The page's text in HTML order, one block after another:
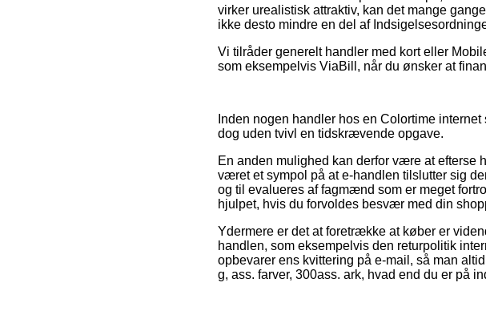
virker urealistisk attraktiv, kan det mange
ikke desto mindre en del af
Vi tilråder generelt handler med kort eller
som eksempelvis ViaBill, når du ønsker at
Inden nogen handler hos en Colortime
dog uden tvivl en tidskrævende opgave.
En anden mulighed kan derfor være at efterse
været et sympol på at e-handlen tilslutter sig
og til evalueres af fagmænd som er meget
hjulpet, hvis du forvoldes besvær med din
Ydermere er det at foretrække at køber er
handlen, som eksempelvis den returpolitik
opbevarer ens kvittering på e-mail, så man
g, ass. farver, 300ass. ark, hvad end du er på